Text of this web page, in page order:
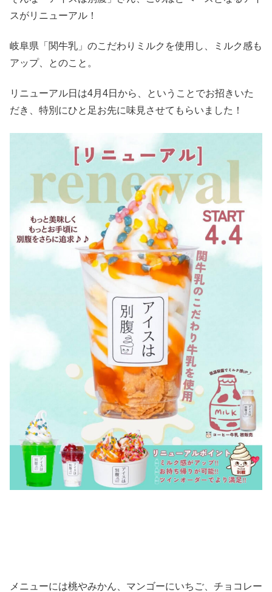
スがリニューアル！
岐阜県「関牛乳」のこだわりミルクを使用し、ミルク感も
アップ、とのこと。
リニューアル日は4月4日から、ということでお招きいた
だき、特別にひと足お先に味見させてもらいました！
メニューには桃やみかん、マンゴーにいちご、チョコレー